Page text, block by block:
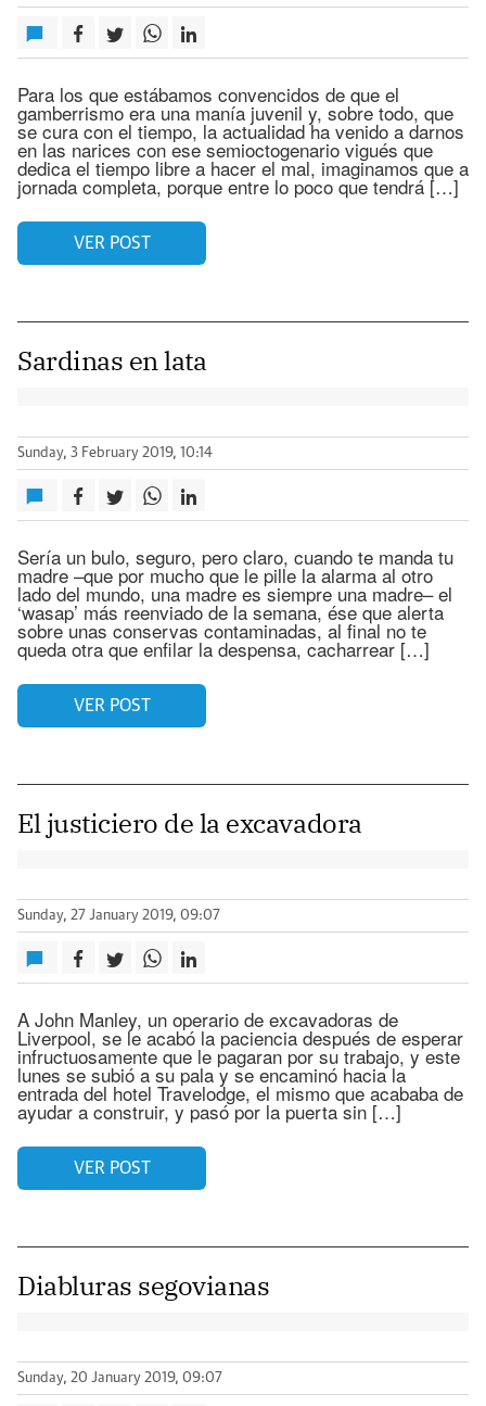
Para los que estábamos convencidos de que el
gamberrismo era una manía juvenil y, sobre todo, que
se cura con el tiempo, la actualidad ha venido a darnos
en las narices con ese semioctogenario vigués que
dedica el tiempo libre a hacer el mal, imaginamos que a
jornada completa, porque entre lo poco que tendrá […]
VER POST
Sardinas en lata
Sunday, 3 February 2019, 10:14
Sería un bulo, seguro, pero claro, cuando te manda tu
madre –que por mucho que le pille la alarma al otro
lado del mundo, una madre es siempre una madre– el
‘wasap’ más reenviado de la semana, ése que alerta
sobre unas conservas contaminadas, al final no te
queda otra que enfilar la despensa, cacharrear […]
VER POST
El justiciero de la excavadora
Sunday, 27 January 2019, 09:07
A John Manley, un operario de excavadoras de
Liverpool, se le acabó la paciencia después de esperar
infructuosamente que le pagaran por su trabajo, y este
lunes se subió a su pala y se encaminó hacia la
entrada del hotel Travelodge, el mismo que acababa de
ayudar a construir, y pasó por la puerta sin […]
VER POST
Diabluras segovianas
Sunday, 20 January 2019, 09:07